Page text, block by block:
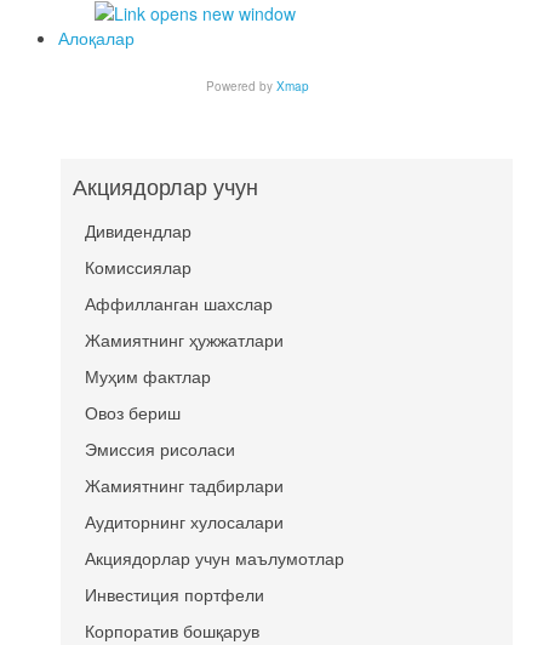
Алоқалар
Powered by Xmap
Акциядорлар учун
Дивидендлар
Комиссиялар
Аффилланган шахслар
Жамиятнинг ҳужжатлари
Муҳим фактлар
Овоз бериш
Эмиссия рисоласи
Жамиятнинг тадбирлари
Аудиторнинг хулосалари
Акциядорлар учун маълумотлар
Инвестиция портфели
Корпоратив бошқарув